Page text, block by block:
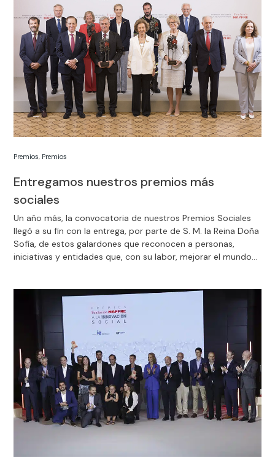
Entregamos nuestros premios más
sociales
Premios, Premios
Un año más, la convocatoria de nuestros Premios Sociales
llegó a su fin con la entrega, por parte de S. M. la Reina Doña
Sofía, de estos galardones que reconocen a personas,
iniciativas y entidades que, con su labor, mejorar el mundo